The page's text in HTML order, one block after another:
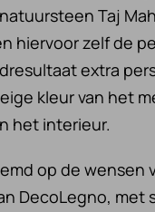
Taj
hiervoor zelf de
extra
kleur van het
het interieur.
op de wensen
DecoLegno, met